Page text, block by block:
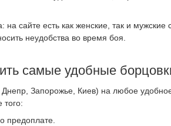
сайте есть как женские, так и
неудобства во время боя.
самые удобные
Запорожье, Киев) на любое
того:
предоплате.